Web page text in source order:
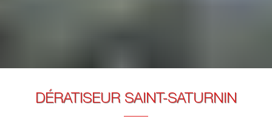
DÉRATISEUR SAINT-SATURNIN